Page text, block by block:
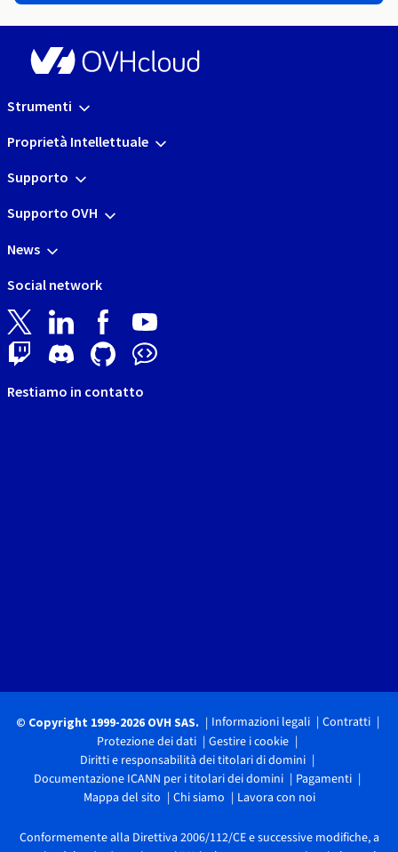
Strumenti
Proprietà Intellettuale
Supporto
Supporto OVH
News
Social network
Restiamo in contatto
© Copyright 1999-2026 OVH SAS. Informazioni legali
Contratti
Protezione dei dati
Gestire i cookie
Diritti e responsabilità dei titolari di domini
Documentazione ICANN per i titolari dei domini
Pagamenti
Mappa del sito
Chi siamo Lavora con noi
Conformemente alla Direttiva 2006/112/CE e successive modifiche, a